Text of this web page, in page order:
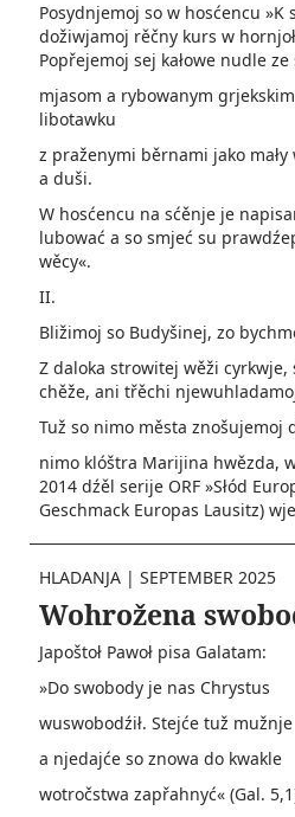
Posydnjemoj so w hosćencu »K
dožiwjamoj rěčny kurs w
Popřejemoj sej kałowe nudle ze
mjasom a rybowanym
libotawku
z praženymi běrnami jako mały
a duši.
W hosćencu na sćěnje je
lubować a so smjeć su­
wěcy«.
II.
Bližimoj so Budyšinej, zo
Z daloka strowitej wěži cyrkwje,
chěže, ani třěchi
Tuž so nimo města znošujemoj
nimo klóštra Marijina hwězda,
2014 dźěl serije ORF »Słód
Geschmack Europas Lausitz)
HLADANJA | SEPTEMBER 2025
Wohrožena
Japoštoł Pawoł pisa Galatam:
»Do swobody je nas Chrystus
wuswobodźił. Stejće tuž mužnje
a njedajće so znowa do kwakle
wotročstwa zapřahnyć« (Gal.